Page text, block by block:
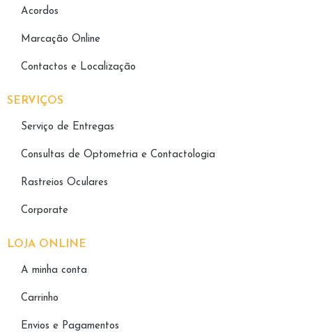
Acordos
Marcação Online
Contactos e Localização
SERVIÇOS
Serviço de Entregas
Consultas de Optometria e Contactologia​
Rastreios Oculares
Corporate
LOJA ONLINE
A minha conta
Carrinho
Envios e Pagamentos